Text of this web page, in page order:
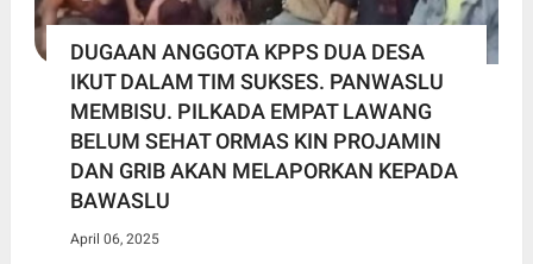
DUGAAN ANGGOTA KPPS DUA DESA
IKUT DALAM TIM SUKSES. PANWASLU
MEMBISU. PILKADA EMPAT LAWANG
BELUM SEHAT ORMAS KIN PROJAMIN
DAN GRIB AKAN MELAPORKAN KEPADA
BAWASLU
April 06, 2025